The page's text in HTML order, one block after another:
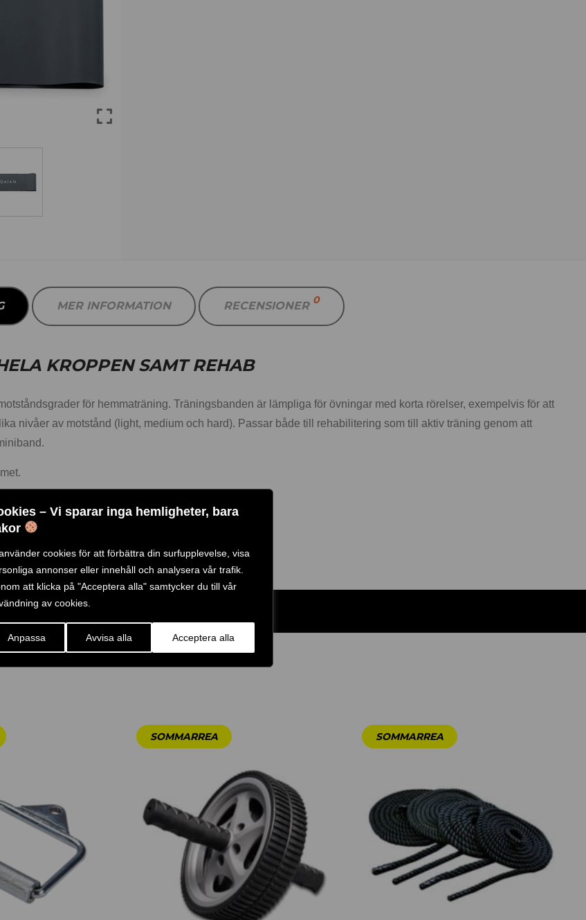
– Vi sparar inga hemligheter, bara
cookies för att förbättra din surfupplevelse, visa
annonser eller innehåll och analysera vår trafik.
att klicka på "Acceptera alla" samtycker du till vår
av cookies.
Anpassa Avvisa alla Acceptera alla
MER INFORMATION RECENSIONER 0
KROPPEN SAMT REHAB
för hemmaträning. Träningsbanden är lämpliga för övningar med korta rörelser, exempelvis för att
nivåer av motstånd (light, medium och hard). Passar både till rehabilitering som till aktiv träning genom att
ARTIKELNR: